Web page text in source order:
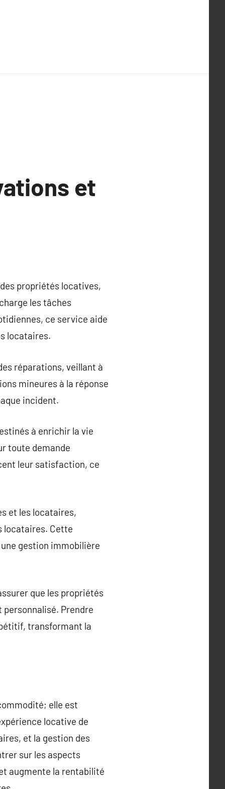
et
propriétés locatives,
les tâches
ce service aide
locataires.
réparations, veillant à
mineures à la réponse
incident.
à enrichir la vie
toute demande
leur satisfaction, ce
et les locataires,
locataires. Cette
gestion immobilière
que les propriétés
Prendre
transformant la
elle est
locative de
et la gestion des
sur les aspects
augmente la rentabilité